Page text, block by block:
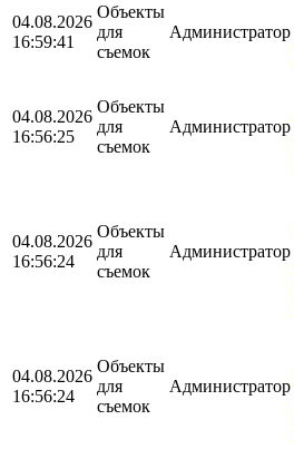
04.08.2026
16:59:41
Объекты
для
съемок
Администратор
04.08.2026
16:56:25
Объекты
для
съемок
Администратор
04.08.2026
16:56:24
Объекты
для
съемок
Администратор
04.08.2026
16:56:24
Объекты
для
съемок
Администратор